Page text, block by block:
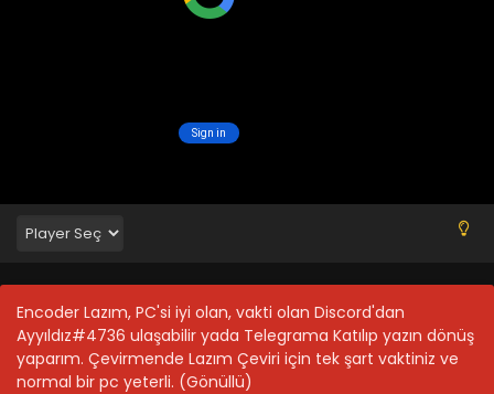
Encoder Lazım, PC'si iyi olan, vakti olan Discord'dan
Ayyıldız#4736 ulaşabilir yada Telegrama Katılıp yazın dönüş
yaparım. Çevirmende Lazım Çeviri için tek şart vaktiniz ve
normal bir pc yeterli. (Gönüllü)
Blm 63 - Haziran 2, 2024
Legend of Xianwu 62.Bölüm
Blm 61 - Mayıs 19, 2024
Legend of Xianwu 60.Bölüm